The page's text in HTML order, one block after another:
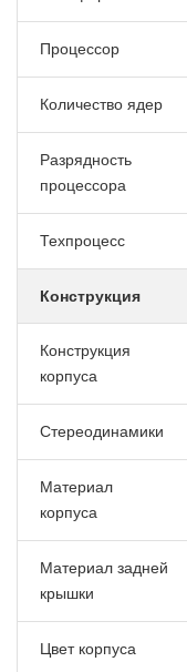
Процессор
Количество ядер
Разрядность
процессора
Техпроцесс
Конструкция
Конструкция
корпуса
Стереодинамики
Материал
корпуса
Материал задней
крышки
Цвет корпуса